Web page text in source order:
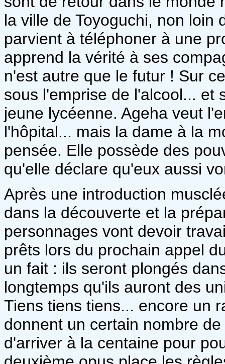
la ville de Toyoguchi, non loin
parvient à téléphoner à une
apprend la vérité à ses
n'est autre que le futur ! Sur
sous l'emprise de l'alcool... et
jeune lycéenne. Ageha veut
l'hôpital... mais la dame à la
pensée. Elle possède des
qu'elle déclare qu'eux aussi
Après une introduction
dans la découverte et la
personnages vont devoir
prêts lors du prochain appel
un fait : ils seront plongés
longtemps qu'ils auront des
Tiens tiens tiens... encore un
donnent un certain nombre
d'arriver à la centaine pour